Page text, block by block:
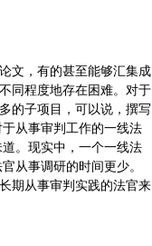
文，有的甚至能够汇集成
同程度地存在困难。对于
的子项目，可以说，撰写
从事审判工作的一线法
。现实中，一个一线法
从事调研的时间更少。
期从事审判实践的法官来